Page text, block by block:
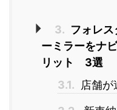
3. フォレ
ーミラーをナ
リット 3選
3.1.
店舗が